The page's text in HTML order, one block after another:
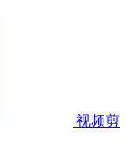
视频剪